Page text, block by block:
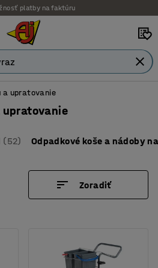
platby na faktúru
a upratovanie
upratovanie
(52) Odpadkové koše a nádoby
Zoradiť